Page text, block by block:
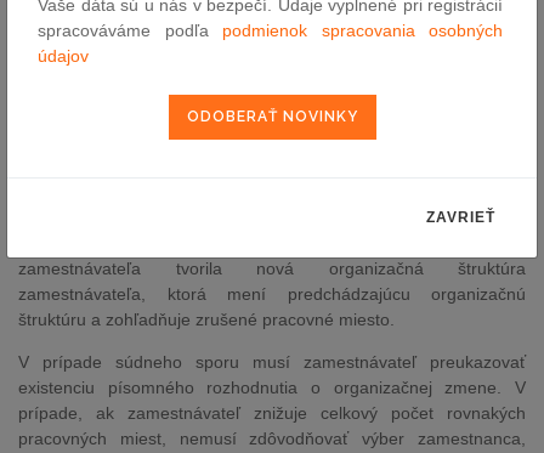
zamestnávateľ určiť tak, aby sa zhodoval s predpokladaným
dňom uplynutia výpovednej doby. V prípade, ak účinnosť
doba, je daná prekážka v práci na strane zamestnávateľa a
zamestnanec až do uplynutia výpovednej doby nemusí chodiť do
zamestnávateľa tvorila nová organizačná štruktúra
zamestnávateľa, ktorá mení predchádzajúcu organizačnú
štruktúru a zohľadňuje zrušené pracovné miesto.
V prípade súdneho sporu musí zamestnávateľ preukazovať
existenciu písomného rozhodnutia o organizačnej zmene. V
prípade, ak zamestnávateľ znižuje celkový počet rovnakých
pracovných miest, nemusí zdôvodňovať výber zamestnanca,
Vaše dáta sú u nás v bezpečí. Údaje vyplnené pri registrácií
spracováváme podľa podmienok spracovania osobných
údajov
ZAVRIEŤ